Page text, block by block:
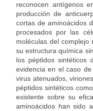
reconocen antígenos
producción de
cortas de aminoácidos
procesados por las
moléculas del
su estructura química
los péptidos sintéticos
evidencia en el caso
virus atenuados,
péptidos sintéticos
existente sobre su
aminoácidos han sido